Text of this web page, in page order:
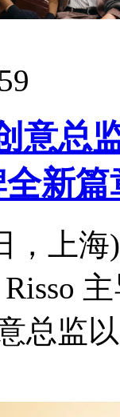
意总
新篇
，上
Risso
总监